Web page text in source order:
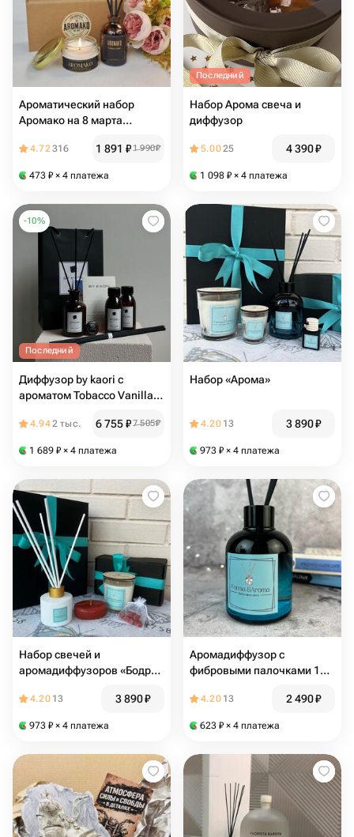
Ароматический набор
Аромако на 8 марта
Кашемир 50 мл, свеча
4.72316 1 891 ₽1 990₽
473 ₽ × 4 платежа
Последний
Набор Арома свеча и
диффузор
5.0025 4 390₽
1 098 ₽ × 4 платежа
-10%
Последний
Диффузор by kaori с
ароматом Tobacco Vanilla
4.942 тыс. 6 755₽7 505₽
1 689 ₽ × 4 платежа
Набор «Арома»
4.20 13 3 890₽
973 ₽ × 4 платежа
Набор свечей и
аромадиффузоров «Бодрое
4.20 13 3 890₽
973 ₽ × 4 платежа
Аромадиффузор с
фибровыми палочками 150
4.20 13 2 490₽
623 ₽ × 4 платежа